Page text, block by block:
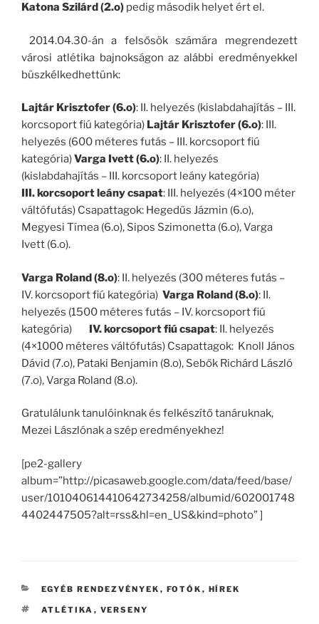
Katona Szilárd (2.o) pedig második helyet ért el.
2014.04.30-án a felsősök számára megrendezett
városi atlétika bajnokságon az alábbi eredményekkel
büszkélkedhettünk:
Lajtár Krisztofer (6.o): II. helyezés (kislabdahajítás – III.
korcsoport fiú kategória) Lajtár Krisztofer (6.o): III.
helyezés (600 méteres futás – III. korcsoport fiú
kategória)Varga Ivett (6.o): II. helyezés
(kislabdahajítás – III. korcsoport leány kategória)
III. korcsoport leány csapat: III. helyezés (4×100 méter
váltófutás) Csapattagok: Hegedűs Jázmin (6.o),
Megyesi Tímea (6.o), Sipos Szimonetta (6.o), Varga
Ivett (6.o).
Varga Roland (8.o): II. helyezés (300 méteres futás –
IV. korcsoport fiú kategória) Varga Roland (8.o): II.
helyezés (1500 méteres futás – IV. korcsoport fiú
kategória) IV. korcsoport fiú csapat: II. helyezés
(4×1000 méteres váltófutás) Csapattagok: Knoll János
Dávid (7.o), Pataki Benjamin (8.o), Sebők Richárd László
(7.o), Varga Roland (8.o).
Gratulálunk tanulóinknak és felkészítő tanáruknak,
Mezei Lászlónak a szép eredményekhez!
[pe2-gallery
album=”http://picasaweb.google.com/data/feed/base/
user/101040614410642734258/albumid/602001748
4402447505?alt=rss&hl=en_US&kind=photo” ]
KATEGÓRIÁK
EGYÉB RENDEZVÉNYEK , FOTÓK , HÍREK
CÍMKÉK
ATLÉTIKA , VERSENY